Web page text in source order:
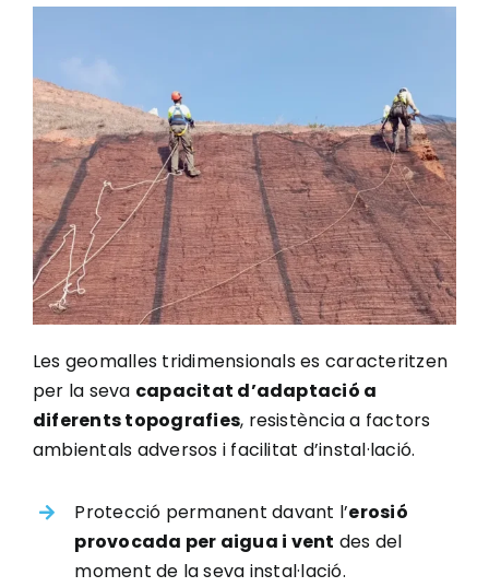
Les geomalles tridimensionals es caracteritzen
per la seva capacitat d’adaptació a
diferents topografies, resistència a factors
ambientals adversos i facilitat d’instal·lació.
Protecció permanent davant l’erosió
provocada per aigua i vent des del
moment de la seva instal·lació.